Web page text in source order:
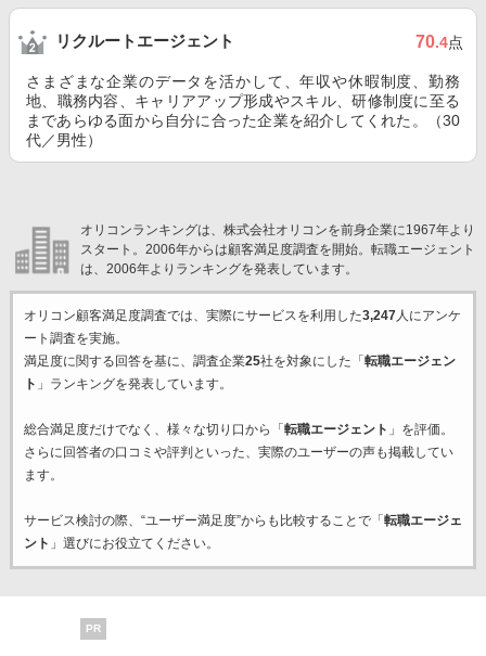
リクルートエージェント 70.4点
さまざまな企業のデータを活かして、年収や休暇制度、勤務
地、職務内容、キャリアアップ形成やスキル、研修制度に至る
まであらゆる面から自分に合った企業を紹介してくれた。（30
代／男性）
オリコンランキングは、株式会社オリコンを前身企業に1967年より
スタート。2006年からは顧客満足度調査を開始。転職エージェント
は、2006年よりランキングを発表しています。
オリコン顧客満足度調査では、実際にサービスを利用した3,247人にアンケ
ート調査を実施。
満足度に関する回答を基に、調査企業25社を対象にした「 転職エージェン
ト 」ランキングを発表しています。
総合満足度だけでなく、様々な切り口から「 転職エージェント 」を評価。
さらに回答者の口コミや評判といった、実際のユーザーの声も掲載してい
ます。
サービス検討の際、“ユーザー満足度”からも比較することで「 転職エージェ
ント 」選びにお役立てください。
PR